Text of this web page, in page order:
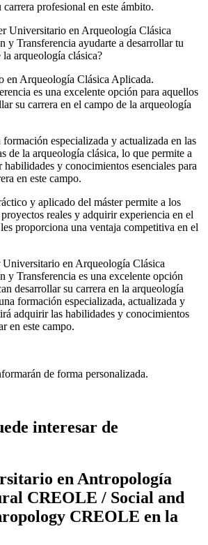
profesional en este ámbito.
Universitario en Arqueología Clásica
y Transferencia ayudarte a desarrollar tu
arqueología clásica?
en Arqueología Clásica Aplicada.
es una excelente opción para aquellos
su carrera en el campo de la arqueología
formación especializada y actualizada en las
de la arqueología clásica, lo que permite a
habilidades y conocimientos esenciales para
en este campo.
y aplicado del máster permite a los
reales y adquirir experiencia en el
proporciona una ventaja competitiva en el
Universitario en Arqueología Clásica
y Transferencia es una excelente opción
desarrollar su carrera en la arqueología
formación especializada, actualizada y
adquirir las habilidades y conocimientos
en este campo.
de forma personalizada.
interesar de
en Antropología
CREOLE / Social and
CREOLE en la